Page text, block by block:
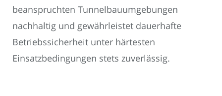
beanspruchten Tunnelbauumgebungen
nachhaltig und gewährleistet dauerhafte
Betriebssicherheit unter härtesten
Einsatzbedingungen stets zuverlässig.